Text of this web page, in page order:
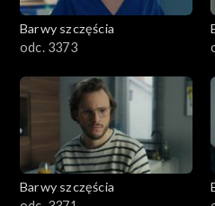
Barwy szczęścia
odc. 3373
Barwy szczęścia